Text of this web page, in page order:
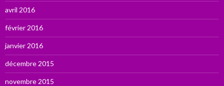
avril 2016
février 2016
janvier 2016
décembre 2015
novembre 2015